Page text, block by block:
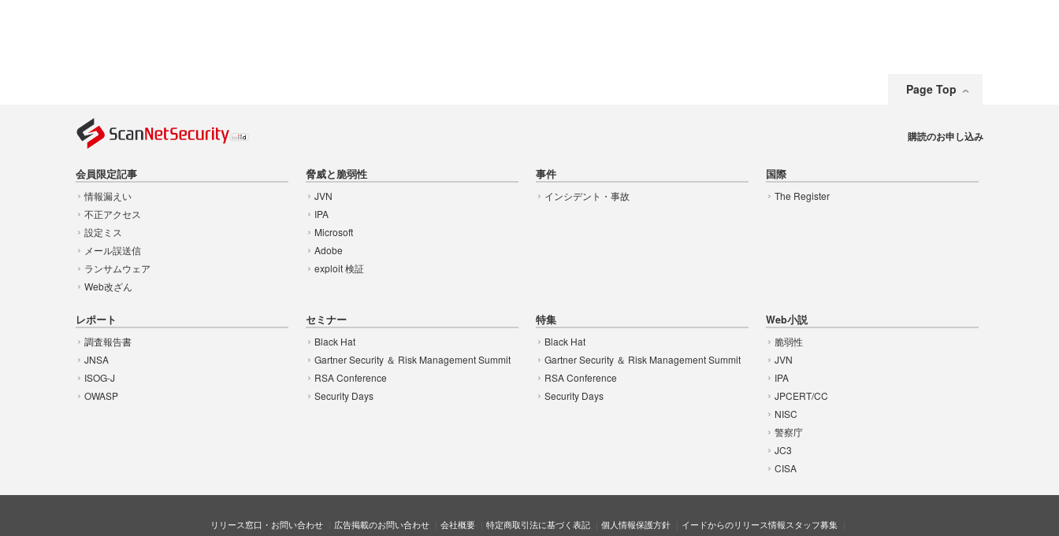
Page Top
会員限定記事
情報漏えい
不正アクセス
設定ミス
メール誤送信
ランサムウェア
Web改ざん
脅威と脆弱性
JVN
IPA
Microsoft
Adobe
exploit 検証
事件
インシデント・事故
国際
The Register
レポート
調査報告書
JNSA
ISOG-J
OWASP
セミナー
Black Hat
Gartner Security ＆ Risk Management Summit
RSA Conference
Security Days
特集
Black Hat
Gartner Security ＆ Risk Management Summit
RSA Conference
Security Days
Web小説
脆弱性
JVN
IPA
JPCERT/CC
NISC
警察庁
JC3
CISA
購読のお申し込み
リリース窓口・お問い合わせ 広告掲載のお問い合わせ 会社概要 特定商取引法に基づく表記 個人情報保護方針 イードからのリリース情報スタッフ募集